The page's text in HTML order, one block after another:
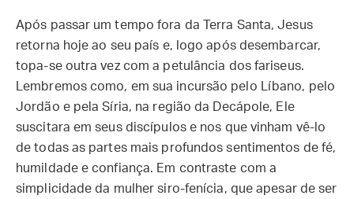
Após passar um tempo fora da Terra Santa, Jesus
retorna hoje ao seu país e, logo após desembarcar,
topa-se outra vez com a petulância dos fariseus.
Lembremos como, em sua incursão pelo Líbano, pelo
Jordão e pela Síria, na região da Decápole, Ele
suscitara em seus discípulos e nos que vinham vê-lo
de todas as partes mais profundos sentimentos de fé,
humildade e confiança. Em contraste com a
simplicidade da mulher siro-fenícia, que apesar de ser